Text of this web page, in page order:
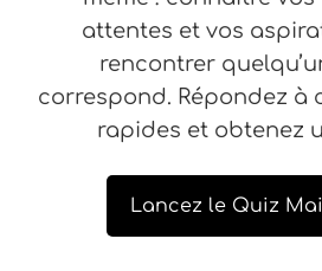
attentes et vos
rencontrer
correspond. Répondez à
rapides et obtenez
Lancez le Quiz